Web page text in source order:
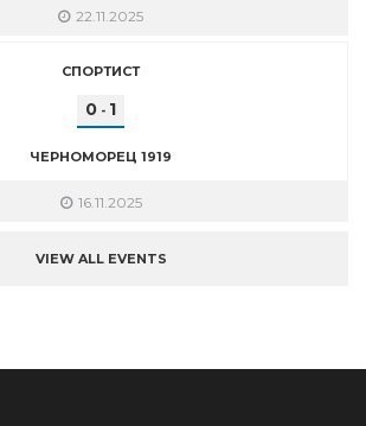
22.11.2025
СПОРТИСТ
0 - 1
ЧЕРНОМОРЕЦ 1919
16.11.2025
VIEW ALL EVENTS